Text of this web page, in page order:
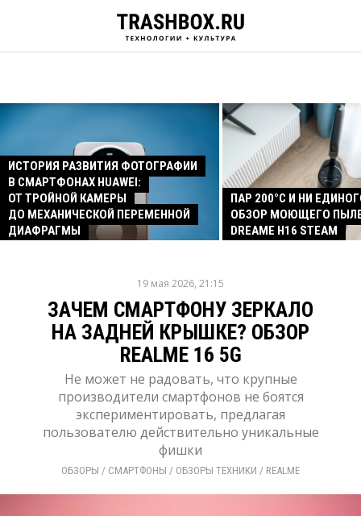
ИСТОРИЯ РАЗВИТИЯ ФОТОГРАФИИ
В СМАРТФОНАХ HUAWEI:
ОТ ТРОЙНОЙ КАМЕРЫ
ДО МЕХАНИЧЕСКОЙ ПЕРЕМЕННОЙ
ДИАФРАГМЫ
ПАР 200°C И НИ
ОБЗОР МОЮЩЕГО
DREAME H16 STEAM
19 мая 2026, 21:15
ЗАЧЕМ СМАРТФОНУ ЗЕРКАЛО
НА ЗАДНЕЙ КРЫШКЕ? ОБЗОР
REALME 16 5G
Не может не радовать, что крупные
производители смартфонов не боятся
экспериментировать, предлагая
пользователю действительно уникальные
фишки
ОБЗОРЫ / СМАРТФОНЫ / ОБЗОРЫ ТЕХНИКИ / REALME